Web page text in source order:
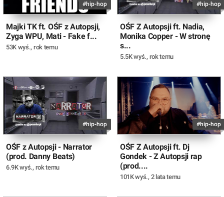
#hip-hop
Majki TK ft. OŚF z Autopsji,
Zyga WPU, Mati - Fake f...
53K wyś., rok temu
#hip-hop
OŚF Z Autopsji ft. Nadia,
Monika Copper - W stronę
s...
5.5K wyś., rok temu
#hip-hop
OŚF z Autopsji - Narrator
(prod. Danny Beats)
6.9K wyś., rok temu
#hip-hop
OŚF Z Autopsji ft. Dj
Gondek - Z Autopsji rap
(prod....
101K wyś., 2 lata temu